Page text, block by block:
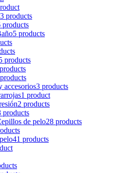
products
products
5 products
products
accesorios3 products
1 product
2 products
products
de pelo28 products
41 products